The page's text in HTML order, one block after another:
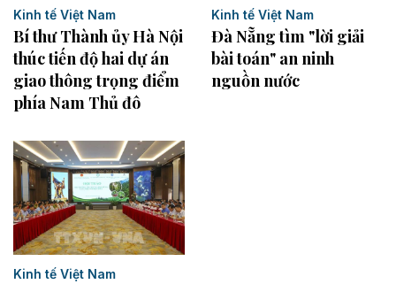
Kinh tế Việt Nam
Bí thư Thành ủy Hà Nội
thúc tiến độ hai dự án
giao thông trọng điểm
phía Nam Thủ đô
Kinh tế Việt Nam
Đà Nẵng tìm "lời giải
bài toán" an ninh
nguồn nước
Kinh tế Việt Nam